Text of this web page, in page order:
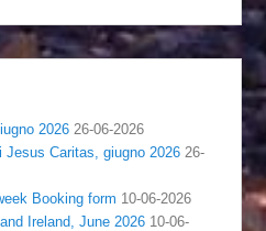
2026 26-06-2026
Caritas, giugno 2026 26-
Booking form 10-06-2026
Ireland, June 2026 10-06-